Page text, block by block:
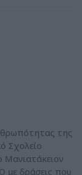
της
Σχολείο
Μανιατάκειον
με δράσεις που